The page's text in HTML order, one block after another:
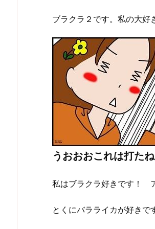
ブラクラ２です。私の大好
うおおおこれは打た
私はブラクラ好きです！
とくにバラライカが好き